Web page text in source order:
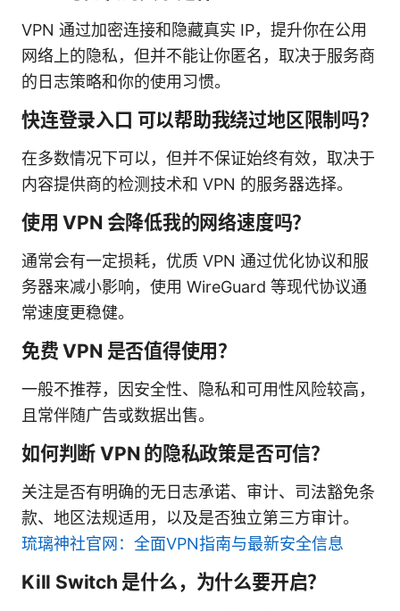
VPN 通过加密连接和隐藏真实 IP，提升你在公用
网络上的隐私，但并不能让你匿名，取决于服务商
的日志策略和你的使用习惯。
快连登录入口 可以帮助我绕过地区限制吗？
在多数情况下可以，但并不保证始终有效，取决于
内容提供商的检测技术和 VPN 的服务器选择。
使用 VPN 会降低我的网络速度吗？
通常会有一定损耗，优质 VPN 通过优化协议和服
务器来减小影响，使用 WireGuard 等现代协议通
常速度更稳健。
免费 VPN 是否值得使用？
一般不推荐，因安全性、隐私和可用性风险较高，
且常伴随广告或数据出售。
如何判断 VPN 的隐私政策是否可信？
关注是否有明确的无日志承诺、审计、司法豁免条
款、地区法规适用，以及是否独立第三方审计。
琉璃神社官网：全面VPN指南与最新安全信息
Kill Switch 是什么，为什么要开启？